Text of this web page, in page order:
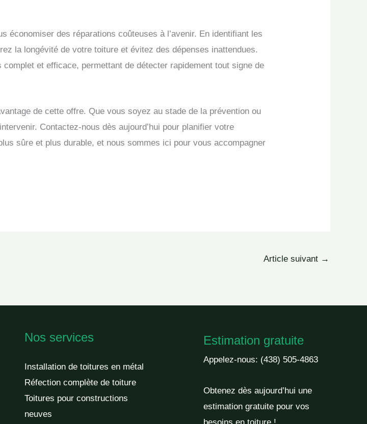
économiser des réparations coûteuses à l’avenir. En identifiant les
la longévité de votre toiture et évitez des dépenses inattendues.
et efficace, permettant de détecter rapidement tout signe de
de cette offre. Que vous soyez au stade de la prévention ou
Contactez-nous dès aujourd’hui pour planifier votre
sûre et plus durable, et nous sommes ici pour vous accompagner
Article suivant →
Nos services
Installation de toitures en métal
Réfection complète de toiture
Toitures pour constructions
neuves
Estimation gratuite
Appelez-nous: (438) 505-4863
Obtenez dès aujourd’hui une
estimation gratuite pour vos